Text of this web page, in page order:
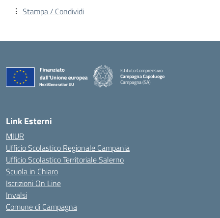
Stampa / Condividi
Istituto Comprensivo
Campagna Capoluogo
Campagna (SA)
Link Esterni
MIUR
Ufficio Scolastico Regionale Campania
Ufficio Scolastico Territoriale Salerno
Scuola in Chiaro
Iscrizioni On Line
Invalsi
Comune di Campagna